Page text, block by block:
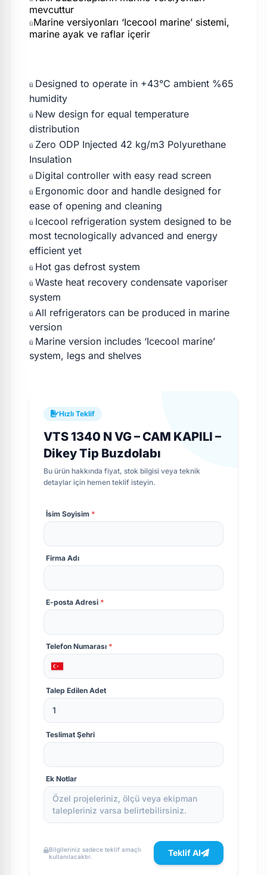
mevcuttur
üMarine versiyonları ‘Icecool marine’ sistemi,
marine ayak ve raflar içerir
ü Designed to operate in +43°C ambient %65
humidity
ü New design for equal temperature
distribution
ü Zero ODP Injected 42 kg/m3 Polyurethane
Insulation
ü Digital controller with easy read screen
ü Ergonomic door and handle designed for
ease of opening and cleaning
ü Icecool refrigeration system designed to be
most tecnologically advanced and energy
efficient yet
ü Hot gas defrost system
ü Waste heat recovery condensate vaporiser
system
ü All refrigerators can be produced in marine
version
ü Marine version includes ‘Icecool marine’
system, legs and shelves
Hızlı Teklif
VTS 1340 N VG – CAM KAPILI –
Dikey Tip Buzdolabı
Bu ürün hakkında fiyat, stok bilgisi veya teknik
detaylar için hemen teklif isteyin.
İsim Soyisim *
Firma Adı
E-posta Adresi *
Telefon Numarası *
Talep Edilen Adet
Teslimat Şehri
Ek Notlar
Bilgileriniz sadece teklif amaçlı
kullanılacaktır.
Teklif Al